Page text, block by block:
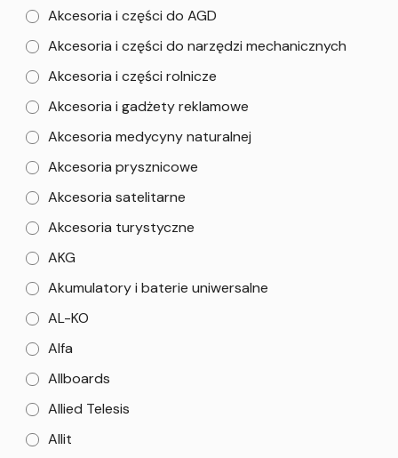
Akcesoria i części do AGD
Akcesoria i części do narzędzi mechanicznych
Akcesoria i części rolnicze
Akcesoria i gadżety reklamowe
Akcesoria medycyny naturalnej
Akcesoria prysznicowe
Akcesoria satelitarne
Akcesoria turystyczne
AKG
Akumulatory i baterie uniwersalne
AL-KO
Alfa
Allboards
Allied Telesis
Allit